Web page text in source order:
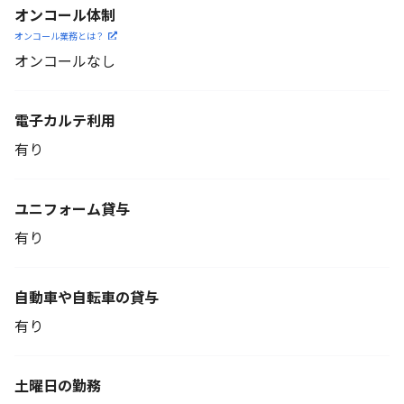
オンコール体制
オンコール業務とは？
オンコールなし
電子カルテ利用
有り
ユニフォーム貸与
有り
自動車や自転車の貸与
有り
土曜日の勤務